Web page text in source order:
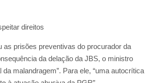
direitos
as prisões preventivas do procurador da
da delação da JBS, o ministro
malandragem”. Para ele, “uma autocrítica